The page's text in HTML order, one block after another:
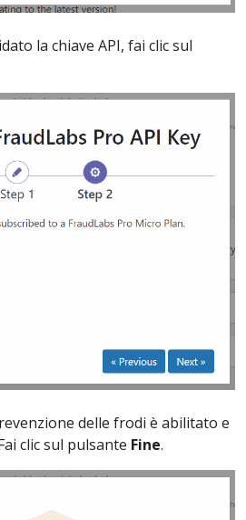
la chiave API, fai clic sul
delle frodi è abilitato e
clic sul pulsante Fine.